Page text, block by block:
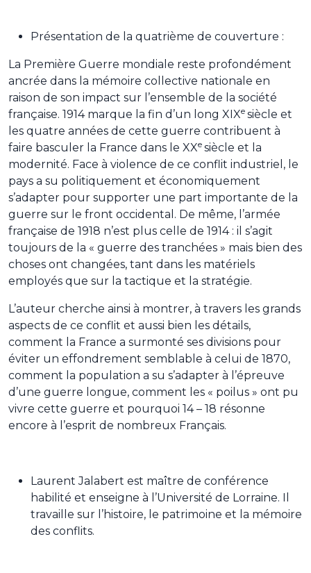
Présentation de la quatrième de couverture :
La Première Guerre mondiale reste profondément
ancrée dans la mémoire collective nationale en
raison de son impact sur l’ensemble de la société
française. 1914 marque la fin d’un long XIXe siècle et
les quatre années de cette guerre contribuent à
faire basculer la France dans le XXe siècle et la
modernité. Face à violence de ce conflit industriel, le
pays a su politiquement et économiquement
s’adapter pour supporter une part importante de la
guerre sur le front occidental. De même, l’armée
française de 1918 n’est plus celle de 1914 : il s’agit
toujours de la « guerre des tranchées » mais bien des
choses ont changées, tant dans les matériels
employés que sur la tactique et la stratégie.
L’auteur cherche ainsi à montrer, à travers les grands
aspects de ce conflit et aussi bien les détails,
comment la France a surmonté ses divisions pour
éviter un effondrement semblable à celui de 1870,
comment la population a su s’adapter à l’épreuve
d’une guerre longue, comment les « poilus » ont pu
vivre cette guerre et pourquoi 14 – 18 résonne
encore à l’esprit de nombreux Français.
Laurent Jalabert est maître de conférence
habilité et enseigne à l’Université de Lorraine. Il
travaille sur l’histoire, le patrimoine et la mémoire
des conflits.